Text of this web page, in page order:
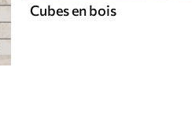
Cubes en bois